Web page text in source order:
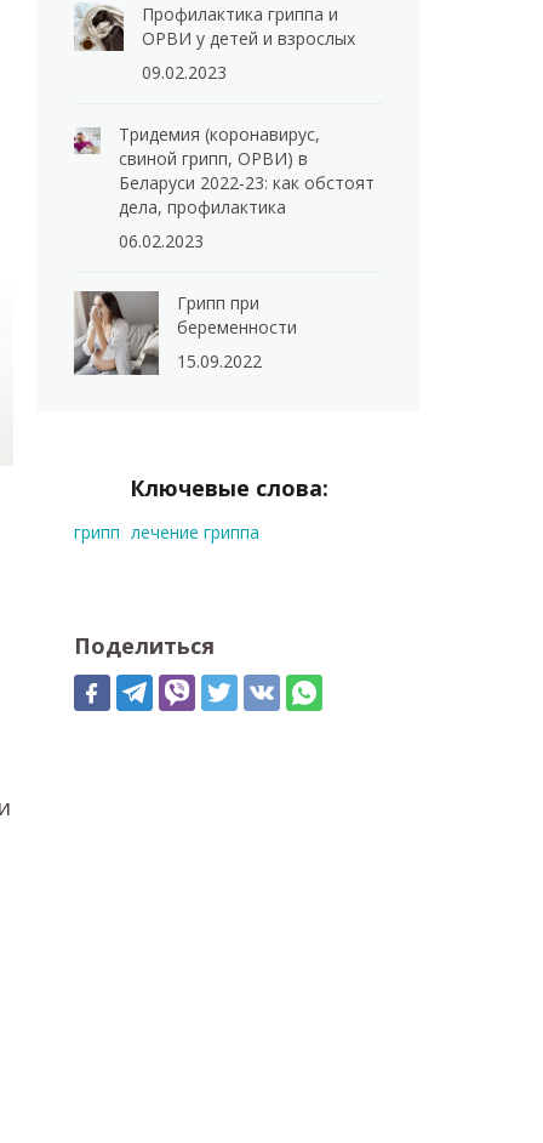
Профилактика гриппа и
ОРВИ у детей и взрослых
09.02.2023
Тридемия (коронавирус,
свиной грипп, ОРВИ) в
Беларуси 2022-23: как обстоят
дела, профилактика
06.02.2023
Грипп при
беременности
15.09.2022
Ключевые слова:
грипп лечение гриппа
Поделиться